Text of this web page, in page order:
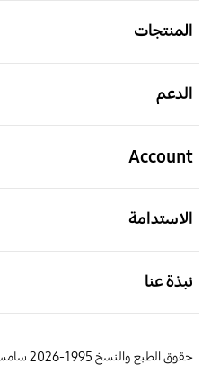
المنتجات
الدعم
Account
الاستدامة
نبذة عنا
حقوق الطبع والنسخ 1995-2026 سامسونج. جميع الحقوق محفوظة.